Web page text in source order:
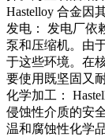
Hastelloy 合金因
发电 ：
发电厂依
泵和压缩机。由
于这些环境。在
要使用既坚固又
化学加工 ：
侵蚀性介质的安
温和腐蚀性化学